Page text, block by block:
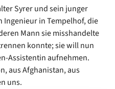
Syrer und sein junger
Ingenieur in Tempelhof, die
Mann sie misshandelte
konnte; sie will nun
Assistentin aufnehmen.
aus Afghanistan, aus
uns.